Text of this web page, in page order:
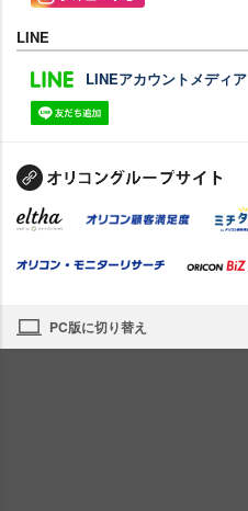
LINE
LINEアカウントメディア
PC版に切り替え